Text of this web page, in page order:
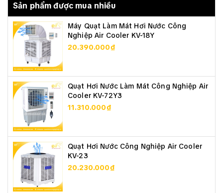
Sản phẩm được mua nhiều
Máy Quạt Làm Mát Hơi Nước Công
Nghiệp Air Cooler KV-18Y
20.390.000₫
Quạt Hơi Nước Làm Mát Công Nghiệp Air
Cooler KV-72Y3
11.310.000₫
Quạt Hơi Nước Công Nghiệp Air Cooler
KV-23
20.230.000₫